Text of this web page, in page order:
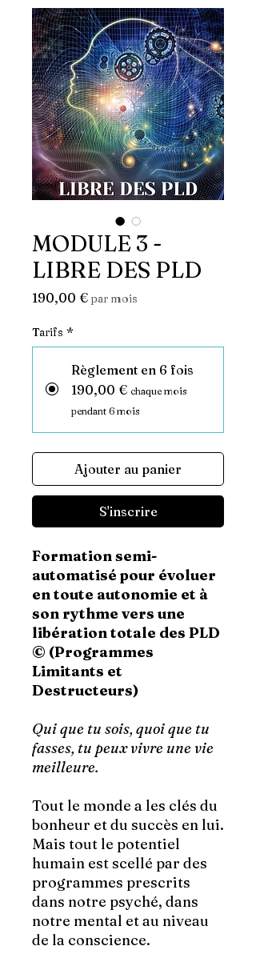
MODULE 3 -
LIBRE DES PLD
190,00 €Prix
par mois
Tarifs *
Règlement en 6 fois
190,00 € chaque mois
pendant 6 mois
Ajouter au panier
S'inscrire
Formation semi-
automatisé pour évoluer
en toute autonomie et à
son rythme vers une
libération totale des PLD
© (Programmes
Limitants et
Destructeurs)
Qui que tu sois, quoi que tu
fasses, tu peux vivre une vie
meilleure.
Tout le monde a les clés du
bonheur et du succès en lui.
Mais tout le potentiel
humain est scellé par des
programmes prescrits
dans notre psyché, dans
notre mental et au niveau
de la conscience.